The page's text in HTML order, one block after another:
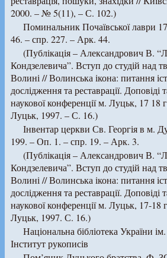
2000. – № 5(11), – С. 102.)
Поминальник Почаївської лаври
46. – спр. 227. – Арк. 44.
(Публікація – Александрович В.
Кондзелевича”. Вступ до студій над
Волині // Волинська ікона: питання
дослідження та реставрації. Доповіді
наукової конференції м. Луцьк, 17 18
Луцьк, 1997. – С. 16.)
Інвентар церкви Св. Георгія в м.
199. – Оп. 1. – спр. 19. – Арк. 3.
(Публікація – Александрович В.
Кондзелевича”. Вступ до студій над
Волині // Волинська ікона: питання
дослідження та реставрації. Доповіді
наукової конференції м. Луцьк, 17-18
Луцьк, 1997. С. 16.)
Національна бібліотека України
Інститут рукописів